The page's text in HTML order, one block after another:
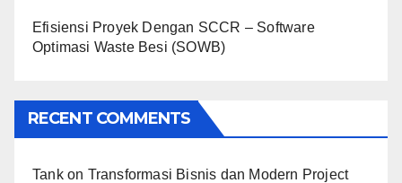
Efisiensi Proyek Dengan SCCR – Software
Optimasi Waste Besi (SOWB)
RECENT COMMENTS
Tankon Transformasi Bisnis dan Modern Project